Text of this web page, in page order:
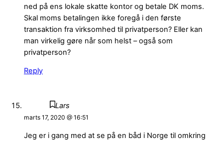
ned på ens lokale skatte kontor og betale DK moms.
Skal moms betalingen ikke foregå i den første
transaktion fra virksomhed til privatperson? Eller kan
man virkelig gøre når som helst – også som
privatperson?
Reply
Lars
marts 17, 2020 @ 16:51
Jeg er i gang med at se på en båd i Norge til omkring